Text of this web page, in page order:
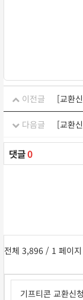
이전글 [교환
다음글 [교환
댓글0
전체 3,896 / 1 페이지
기프티콘 교환신청